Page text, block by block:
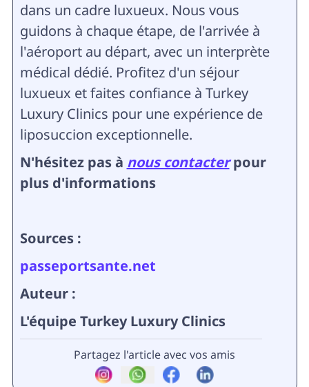
dans un cadre luxueux. Nous vous
guidons à chaque étape, de l'arrivée à
l'aéroport au départ, avec un interprète
médical dédié. Profitez d'un séjour
luxueux et faites confiance à Turkey
Luxury Clinics pour une expérience de
liposuccion exceptionnelle.
N'hésitez pas à nous contacter pour
plus d'informations
Sources :
passeportsante.net
Auteur :
L'équipe Turkey Luxury Clinics
Partagez l'article avec vos amis